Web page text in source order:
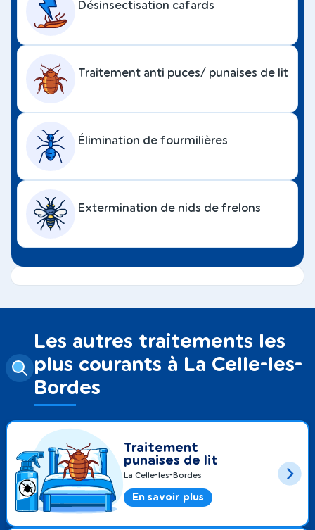
Désinsectisation cafards
Traitement anti puces/ punaises de lit
Élimination de fourmilières
Extermination de nids de frelons
Les autres traitements les
plus courants à La Celle-les-
Bordes
Traitement
punaises de lit
La Celle-les-Bordes
En savoir plus